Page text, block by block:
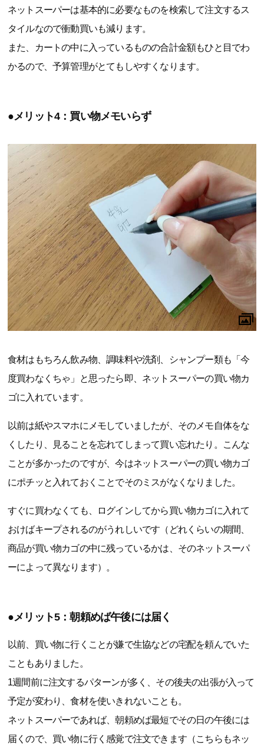
ネットスーパーは基本的に必要なものを検索して注文するス
タイルなので衝動買いも減ります。
また、カートの中に入っているものの合計金額もひと目でわ
かるので、予算管理がとてもしやすくなります。
●メリット4：買い物メモいらず
食材はもちろん飲み物、調味料や洗剤、シャンプー類も「今
度買わなくちゃ」と思ったら即、ネットスーパーの買い物カ
ゴに入れています。
以前は紙やスマホにメモしていましたが、そのメモ自体をな
くしたり、見ることを忘れてしまって買い忘れたり。こんな
ことが多かったのですが、今はネットスーパーの買い物カゴ
にポチッと入れておくことでそのミスがなくなりました。
すぐに買わなくても、ログインしてから買い物カゴに入れて
おけばキープされるのがうれしいです（どれくらいの期間、
商品が買い物カゴの中に残っているかは、そのネットスーパ
ーによって異なります）。
●メリット5：朝頼めば午後には届く
以前、買い物に行くことが嫌で生協などの宅配を頼んでいた
こともありました。
1週間前に注文するパターンが多く、その後夫の出張が入って
予定が変わり、食材を使いきれないことも。
ネットスーパーであれば、朝頼めば最短でその日の午後には
届くので、買い物に行く感覚で注文できます（こちらもネッ